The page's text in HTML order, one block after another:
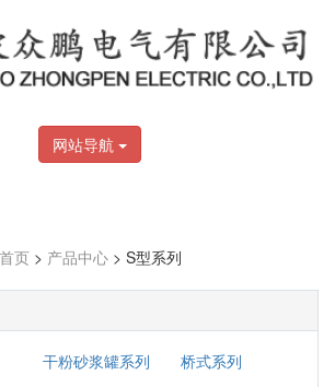
网站导航
首页> 产品中心> S型系列
干粉砂浆罐系列
桥式系列